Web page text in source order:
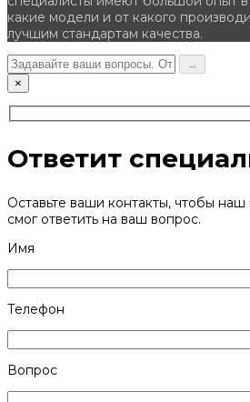
какие модели и от какого
лучшим стандартам качества.
→
×
Ответит
Оставьте ваши контакты, чтобы
смог ответить на ваш вопрос.
Имя
Телефон
Вопрос